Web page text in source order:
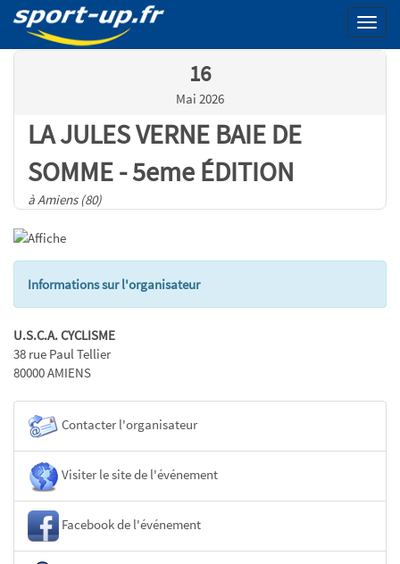
Menu
16
Mai 2026
LA JULES VERNE BAIE DE
SOMME - 5eme ÉDITION
à Amiens (80)
Informations sur l'organisateur
U.S.C.A. CYCLISME
38 rue Paul Tellier
80000 AMIENS
Contacter l'organisateur
Visiter le site de l'événement
Facebook de l'événement